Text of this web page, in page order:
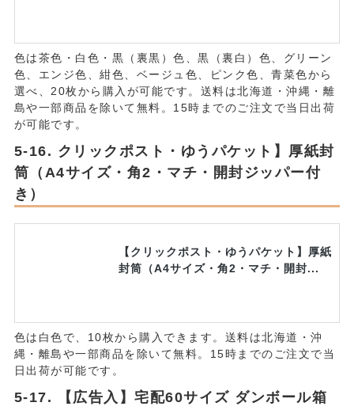
色は茶色・白色・黒（裏黒）色、黒（裏白）色、グリーン
色、エンジ色、紺色、ベージュ色、ピンク色、青菜色から
選べ、20枚から購入が可能です。送料は北海道・沖縄・離
島や一部商品を除いて無料。15時までのご注文で当日出荷
が可能です。
クリックポスト・ゆうパケット】厚紙封
筒（A4サイズ・角2・マチ・開封ジッパー付
き）
【クリックポスト・ゆうパケット】厚紙
封筒（A4サイズ・角2・マチ・開封...
色は白色で、10枚から購入できます。送料は北海道・沖
縄・離島や一部商品を除いて無料。15時までのご注文で当
日出荷が可能です。
【広告入】宅配60サイズ ダンボール箱